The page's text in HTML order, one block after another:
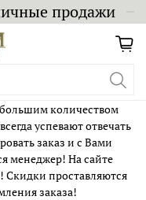
продажи
количеством
успевают отвечать
заказ и с Вами
менеджер! На сайте
проставляются
заказа!